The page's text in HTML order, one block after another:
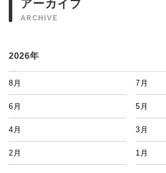
アーカイブ
ARCHIVE
2026年
8月 7月
6月 5月
4月 3月
2月 1月